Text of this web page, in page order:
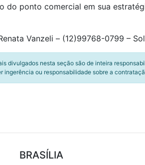
ponto comercial em sua
Vanzeli – (12)99768-0799 –
divulgados nesta seção são de inteira
ingerência ou responsabilidade sobre a
BRASÍLIA